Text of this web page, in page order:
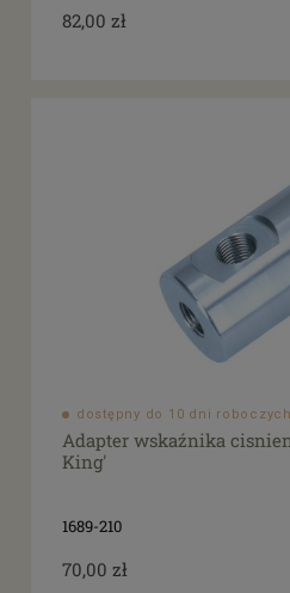
82,00 zł
dostępny do 10 dni roboczych
Adapter wskaźnika
King'
1689-210
70,00 zł